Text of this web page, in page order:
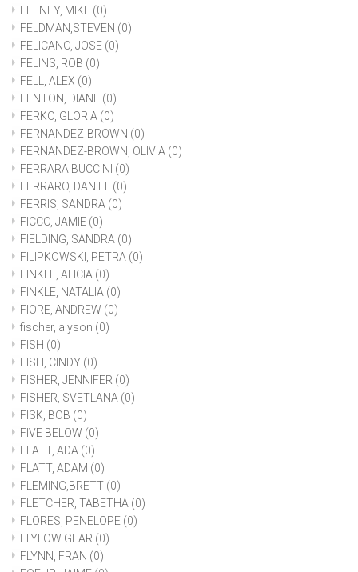
FEENEY, MIKE (0)
FELDMAN,STEVEN (0)
FELICANO, JOSE (0)
FELINS, ROB (0)
FELL, ALEX (0)
FENTON, DIANE (0)
FERKO, GLORIA (0)
FERNANDEZ-BROWN (0)
FERNANDEZ-BROWN, OLIVIA (0)
FERRARA BUCCINI (0)
FERRARO, DANIEL (0)
FERRIS, SANDRA (0)
FICCO, JAMIE (0)
FIELDING, SANDRA (0)
FILIPKOWSKI, PETRA (0)
FINKLE, ALICIA (0)
FINKLE, NATALIA (0)
FIORE, ANDREW (0)
fischer, alyson (0)
FISH (0)
FISH, CINDY (0)
FISHER, JENNIFER (0)
FISHER, SVETLANA (0)
FISK, BOB (0)
FIVE BELOW (0)
FLATT, ADA (0)
FLATT, ADAM (0)
FLEMING,BRETT (0)
FLETCHER, TABETHA (0)
FLORES, PENELOPE (0)
FLYLOW GEAR (0)
FLYNN, FRAN (0)